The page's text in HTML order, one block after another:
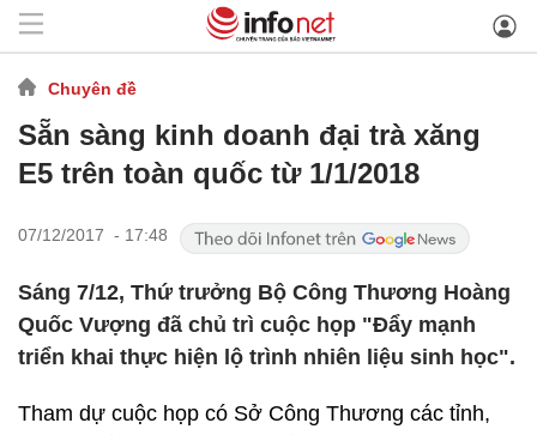
Chuyên đề
Sẵn sàng kinh doanh đại trà xăng
E5 trên toàn quốc từ 1/1/2018
07/12/2017 - 17:48
Sáng 7/12, Thứ trưởng Bộ Công Thương Hoàng
Quốc Vượng đã chủ trì cuộc họp "Đẩy mạnh
triển khai thực hiện lộ trình nhiên liệu sinh học".
Tham dự cuộc họp có Sở Công Thương các tỉnh,